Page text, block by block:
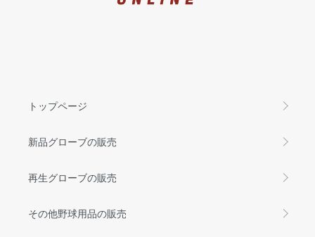
トップページ
新品グローブの販売
再生グローブの販売
その他野球用品の販売